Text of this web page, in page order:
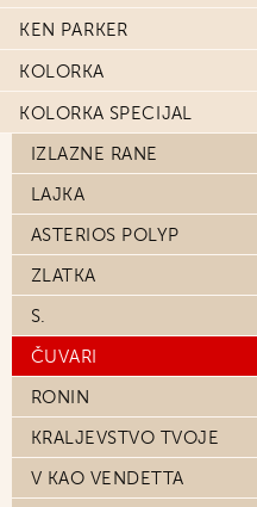
KEN PARKER
KOLORKA
KOLORKA SPECIJAL
IZLAZNE RANE
LAJKA
ASTERIOS POLYP
ZLATKA
S.
ČUVARI
RONIN
KRALJEVSTVO TVOJE
V KAO VENDETTA